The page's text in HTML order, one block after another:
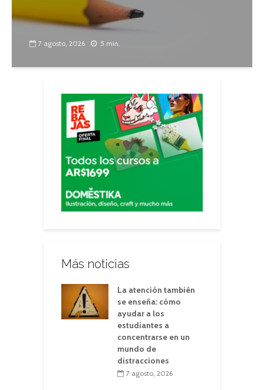
7 agosto, 2026 5 min.
Más noticias
La atención también
se enseña: cómo
ayudar a los
estudiantes a
concentrarse en un
mundo de
distracciones
7 agosto, 2026